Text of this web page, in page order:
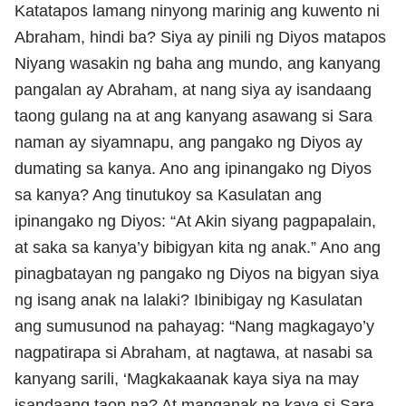
Katatapos lamang ninyong marinig ang kuwento ni
Abraham, hindi ba? Siya ay pinili ng Diyos matapos
Niyang wasakin ng baha ang mundo, ang kanyang
pangalan ay Abraham, at nang siya ay isandaang
taong gulang na at ang kanyang asawang si Sara
naman ay siyamnapu, ang pangako ng Diyos ay
dumating sa kanya. Ano ang ipinangako ng Diyos
sa kanya? Ang tinutukoy sa Kasulatan ang
ipinangako ng Diyos: “At Akin siyang pagpapalain,
at saka sa kanya’y bibigyan kita ng anak.” Ano ang
pinagbatayan ng pangako ng Diyos na bigyan siya
ng isang anak na lalaki? Ibinibigay ng Kasulatan
ang sumusunod na pahayag: “Nang magkagayo’y
nagpatirapa si Abraham, at nagtawa, at nasabi sa
kanyang sarili, ‘Magkakaanak kaya siya na may